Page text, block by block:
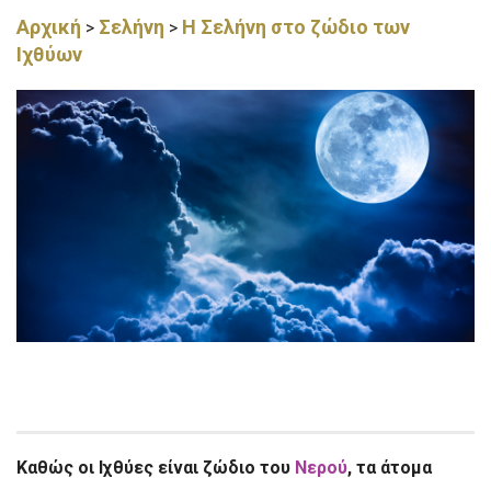
Αρχική > Σελήνη > Η Σελήνη στο ζώδιο των
Ιχθύων
Καθώς οι Ιχθύες είναι ζώδιο του Νερού, τα άτομα